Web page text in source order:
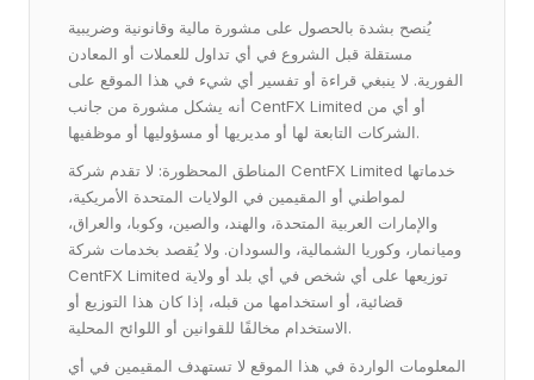
يُنصح بشدة بالحصول على مشورة مالية وقانونية وضريبية
مستقلة قبل الشروع في أي تداول للعملات أو المعادن
الفورية. لا ينبغي قراءة أو تفسير أي شيء في هذا الموقع على
أنه يشكل مشورة من جانب CentFX Limited أو أي من
الشركات التابعة لها أو مديريها أو مسؤوليها أو موظفيها.
المناطق المحظورة: لا تقدم شركة CentFX Limited خدماتها
لمواطني أو المقيمين في الولايات المتحدة الأمريكية،
والإمارات العربية المتحدة، والهند، والصين، وكوبا، والعراق،
وميانمار، وكوريا الشمالية، والسودان. ولا يُقصد بخدمات شركة
CentFX Limited توزيعها على أي شخص في أي بلد أو ولاية
قضائية، أو استخدامها من قبله، إذا كان هذا التوزيع أو
الاستخدام مخالفًا للقوانين أو اللوائح المحلية.
المعلومات الواردة في هذا الموقع لا تستهدف المقيمين في أي